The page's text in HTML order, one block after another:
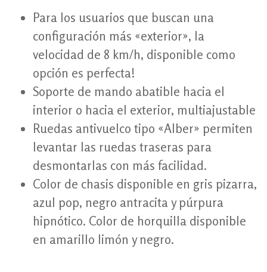
Para los usuarios que buscan una
configuración más «exterior», la
velocidad de 8 km/h, disponible como
opción es perfecta!
Soporte de mando abatible hacia el
interior o hacia el exterior, multiajustable
Ruedas antivuelco tipo «Alber» permiten
levantar las ruedas traseras para
desmontarlas con más facilidad.
Color de chasis disponible en gris pizarra,
azul pop, negro antracita y púrpura
hipnótico. Color de horquilla disponible
en amarillo limón y negro.